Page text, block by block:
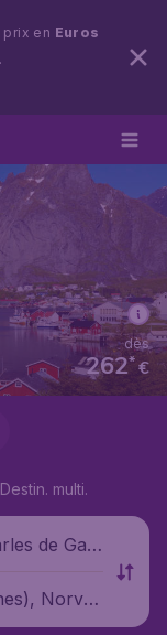
prix en Euros
.
€
262*
dès
Destin. multi.
de Gaul
Norvèg